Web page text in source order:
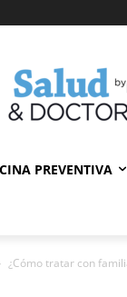
PREVENTIVA
¿Cómo tratar con